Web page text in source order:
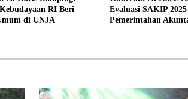
RI Beri
di UNJA
Evaluasi SAKIP
Pemerintahan